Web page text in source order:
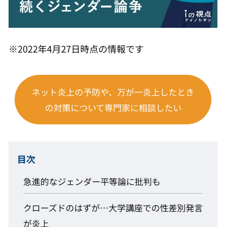
※2022年4月27日時点の情報です
ネット炎上の予防や、万が一炎上したとき
の対策について専門家に相談したい
目次
急進的なジェンダー平等論に批判も
クローズドのはずが…大学講座での性差別発言
が炎上